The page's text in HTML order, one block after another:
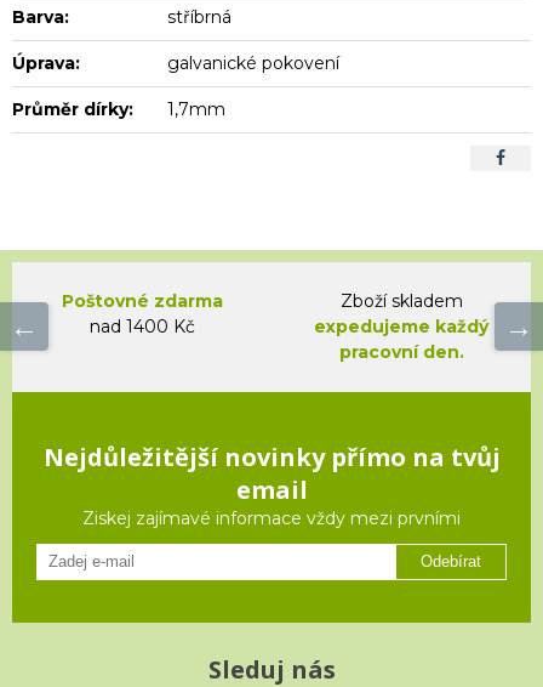
Barva: stříbrná
Úprava: galvanické pokovení
Průměr dírky: 1,7mm
Poštovné zdarma
nad 1400 Kč
Zboží skladem
expedujeme každý
pracovní den.
Nejdůležitější novinky přímo na tvůj
email
Ziskej zajímavé informace vždy mezi prvními
Odebírat
Sleduj nás